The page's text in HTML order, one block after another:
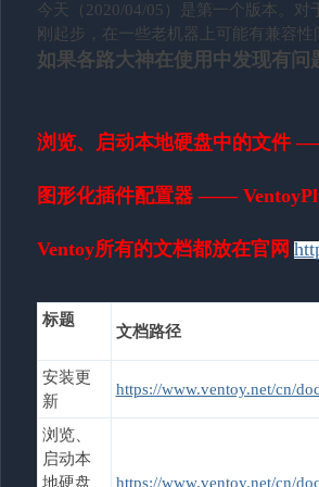
今天（2020/04/05）是第一个版本。
刚起步，在一些老机器上可能有兼容性
如果各路大神在使用中发现有问
浏览、启动本地硬盘中的文件
图形化插件配置器 ——
Ventoy所有的文档都放在官网
标题
文档路径
安装更
新
https://www.ventoy.net/cn/
浏览、
启动本
地硬盘
https://www.ventoy.net/cn/